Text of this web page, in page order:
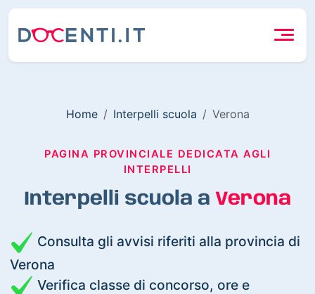
Home Interpelli scuola Verona
PAGINA PROVINCIALE DEDICATA AGLI
INTERPELLI
Interpelli scuola a Verona
Consulta gli avvisi riferiti alla provincia di
Verona
Verifica classe di concorso, ore e